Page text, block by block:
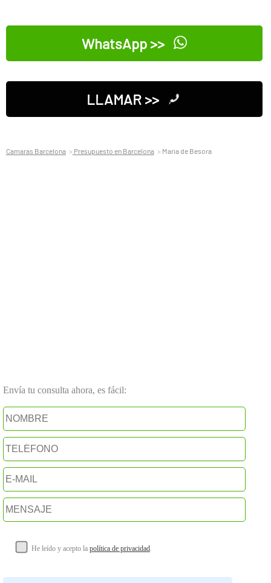
WhatsApp >>
LLAMAR >>
Camaras Barcelona Presupuesto en Barcelona Maria de Besora
Envía tu consulta ahora, es fácil:
He leído y acepto la política de privacidad.